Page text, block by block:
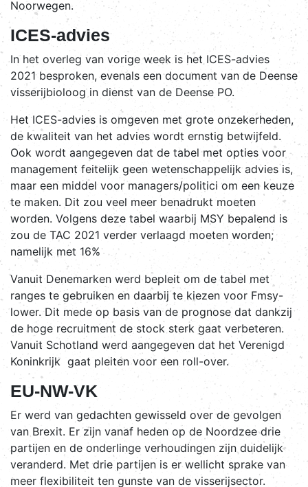
Noorwegen.
ICES-advies
In het overleg van vorige week is het ICES-advies
2021 besproken, evenals een document van de Deense
visserijbioloog in dienst van de Deense PO.
Het ICES-advies is omgeven met grote onzekerheden,
de kwaliteit van het advies wordt ernstig betwijfeld.
Ook wordt aangegeven dat de tabel met opties voor
management feitelijk geen wetenschappelijk advies is,
maar een middel voor managers/politici om een keuze
te maken. Dit zou veel meer benadrukt moeten
worden. Volgens deze tabel waarbij MSY bepalend is
zou de TAC 2021 verder verlaagd moeten worden;
namelijk met 16%
Vanuit Denemarken werd bepleit om de tabel met
ranges te gebruiken en daarbij te kiezen voor Fmsy-
lower. Dit mede op basis van de prognose dat dankzij
de hoge recruitment de stock sterk gaat verbeteren.
Vanuit Schotland werd aangegeven dat het Verenigd
Koninkrijk gaat pleiten voor een roll-over.
EU-NW-VK
Er werd van gedachten gewisseld over de gevolgen
van Brexit. Er zijn vanaf heden op de Noordzee drie
partijen en de onderlinge verhoudingen zijn duidelijk
veranderd. Met drie partijen is er wellicht sprake van
meer flexibiliteit ten gunste van de visserijsector.